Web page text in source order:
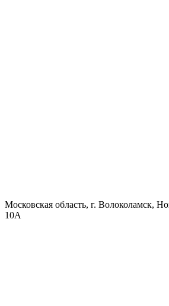
Московская область, г. Волоколамск,
10А